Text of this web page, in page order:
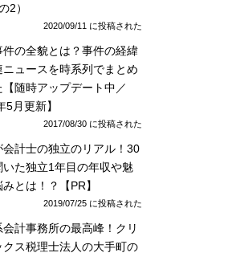
2）
2020/09/11 に投稿された
件の全貌とは？事件の経緯
ニュースを時系列でまとめ
【随時アップデート中／
5月更新】
2017/08/30 に投稿された
会計士の独立のリアル！30
いた独立1年目の年収や魅
とは！？【PR】
2019/07/25 に投稿された
会計事務所の最高峰！クリ
クス税理士法人の大手町の